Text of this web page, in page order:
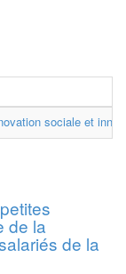
sociale et
de la
de la